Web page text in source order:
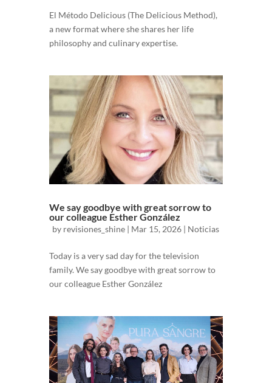
El Método Delicious (The Delicious Method),
a new format where she shares her life
philosophy and culinary expertise.
We say goodbye with great sorrow to
our colleague Esther González
by revisiones_shine | Mar 15, 2026 | Noticias
Today is a very sad day for the television
family. We say goodbye with great sorrow to
our colleague Esther González